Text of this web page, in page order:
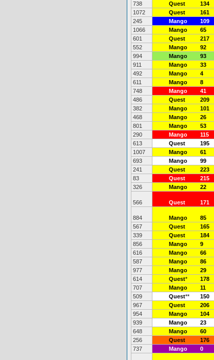
738
Quest 134
1072
Quest 161
245
Mango 109
1066
Mango 65
601
Quest 217
552
Mango 92
994
Mango 93
911
Mango 33
492
Mango 4
611
Mango 8
748
Mango 41
486
Quest 209
382
Mango 101
468
Mango 26
801
Mango 53
290
Mango 115
613
Quest 195
1007
Mango 61
693
Mango 99
241
Quest 223
83
Quest 215
326
Mango 22
566 Quest 171
884 Mango 85
567
Quest 165
339
Quest 184
856
Mango 9
616
Mango 66
587
Mango 86
977
Mango 29
614
Quest* 178
707
Mango 11
509
Quest** 150
967
Quest 206
954
Mango 104
939
Mango 23
648
Mango 60
256
Quest 176
737
Mango 0